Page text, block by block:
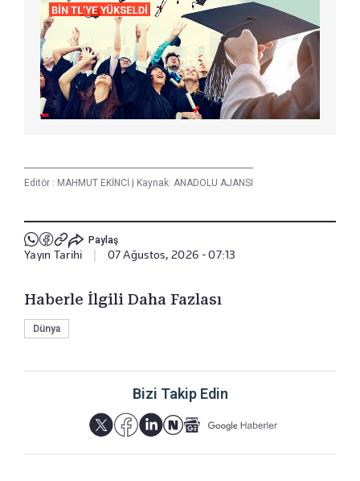
Editör : MAHMUT EKİNCİ Kaynak: ANADOLU AJANSI
Paylaş
Yayın Tarihi 07 Ağustos, 2026 - 07:13
Haberle İlgili Daha Fazlası
Dünya
Bizi Takip Edin